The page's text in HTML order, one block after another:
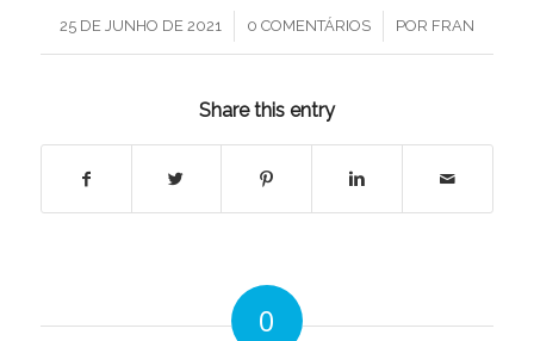
25 DE JUNHO DE 2021
/ 0 COMENTÁRIOS
/ POR FRAN
Share this entry
0